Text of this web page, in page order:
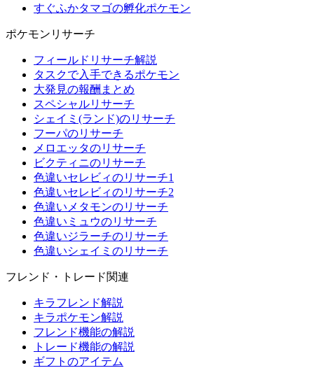
すぐふかタマゴの孵化ポケモン
ポケモンリサーチ
フィールドリサーチ解説
タスクで入手できるポケモン
大発見の報酬まとめ
スペシャルリサーチ
シェイミ(ランド)のリサーチ
フーパのリサーチ
メロエッタのリサーチ
ビクティニのリサーチ
色違いセレビィのリサーチ1
色違いセレビィのリサーチ2
色違いメタモンのリサーチ
色違いミュウのリサーチ
色違いジラーチのリサーチ
色違いシェイミのリサーチ
フレンド・トレード関連
キラフレンド解説
キラポケモン解説
フレンド機能の解説
トレード機能の解説
ギフトのアイテム